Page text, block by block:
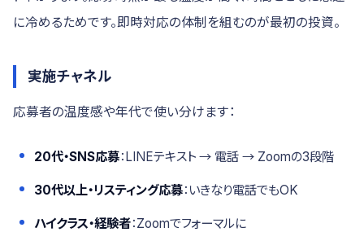
に冷めるためです。即時対応の体制を組むのが最初の投資。
実施チャネル
応募者の温度感や年代で使い分けます：
20代・SNS応募：LINEテキスト → 電話 → Zoomの3段階
30代以上・リスティング応募：いきなり電話でもOK
ハイクラス・経験者：Zoomでフォーマルに